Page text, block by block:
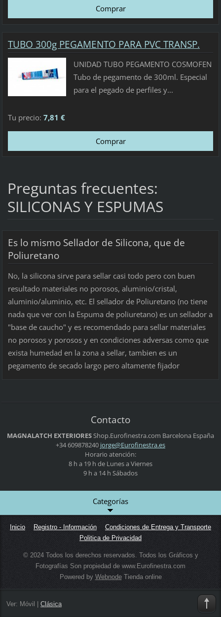
TUBO 300g PEGAMENTO PARA PVC TRANSP.
UNIDAD TUBO PEGAMENTO COSMOFEN
Tubo de pegamento de 300ml. Especial
para el pegado de perfiles y...
Tu precio: 7,81 €
Preguntas frecuentes:
SILICONAS Y ESPUMAS
Es lo mismo Sellador de Silicona, que de
Poliuretano
No, la silicona sirve para sellar casi todo pero con buen
resultado materiales no porosos, aluminio/cristal,
aluminio/aluminio, etc. El sellador de Poliuretano (no tiene
nada que ver con la Espuma de poliuretano) es un sellador a
"base de caucho" y es recomendado para sellar materiales
no porosos y porosos y en condiciones adversas como que
exista humedad en la zona a sellar, tambien es un
pegamento de secado largo pero altamente fijador
Contacto
MAGNALATCH EXTERIORESShop.Eurofinestra.com Barcelona España
+34 609878240 jorge@Eurofinestra.es
Horario atención:
8 h a 19 h de Lunes a Viernes
9 h a 14 h Sábados
Categorías
Inicio Registro - Información
Condiciones de Entrega y Transporte
Politica de Privacidad
© 2024 Todos los derechos reservados. Todos los Gráficos y
Fotografías Son propiedad de www.Eurofinestra.com
Powered by WebnodeTienda online
Ver: Móvil Clásica